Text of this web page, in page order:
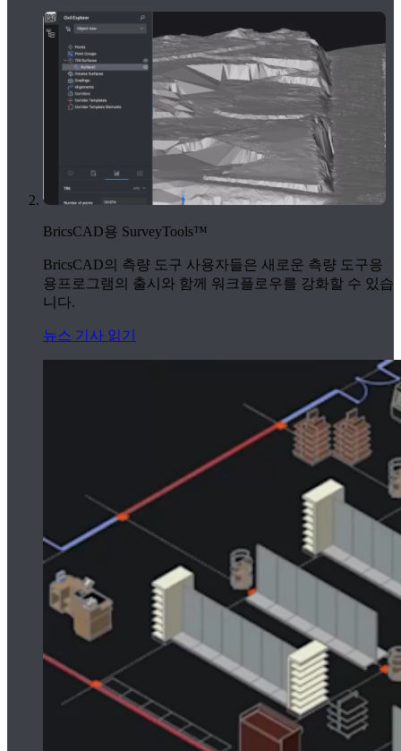
BricsCAD용 SurveyTools™
BricsCAD의 측량 도구 사용자들은 새로운 측량 도구응
용프로그램의 출시와 함께 워크플로우를 강화할 수 있습
니다.
뉴스 기사 읽기